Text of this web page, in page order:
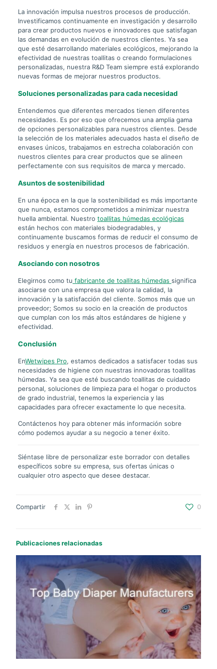
La innovación impulsa nuestros procesos de producción.
Investificamos continuamente en investigación y desarrollo
para crear productos nuevos e innovadores que satisfagan
las demandas en evolución de nuestros clientes. Ya sea
que esté desarrollando materiales ecológicos, mejorando la
efectividad de nuestras toallitas o creando formulaciones
personalizadas, nuestra R&D Team siempre está explorando
nuevas formas de mejorar nuestros productos.
Soluciones personalizadas para cada necesidad
Entendemos que diferentes mercados tienen diferentes
necesidades. Es por eso que ofrecemos una amplia gama
de opciones personalizables para nuestros clientes. Desde
la selección de los materiales adecuados hasta el diseño de
envases únicos, trabajamos en estrecha colaboración con
nuestros clientes para crear productos que se alineen
perfectamente con sus requisitos de marca y mercado.
Asuntos de sostenibilidad
En una época en la que la sostenibilidad es más importante
que nunca, estamos comprometidos a minimizar nuestra
huella ambiental. Nuestro toallitas húmedas ecológicas
están hechos con materiales biodegradables, y
continuamente buscamos formas de reducir el consumo de
residuos y energía en nuestros procesos de fabricación.
Asociando con nosotros
Elegirnos como tu fabricante de toallitas húmedas significa
asociarse con una empresa que valora la calidad, la
innovación y la satisfacción del cliente. Somos más que un
proveedor; Somos su socio en la creación de productos
que cumplan con los más altos estándares de higiene y
efectividad.
Conclusión
EnWetwipes Pro, estamos dedicados a satisfacer todas sus
necesidades de higiene con nuestras innovadoras toallitas
húmedas. Ya sea que esté buscando toallitas de cuidado
personal, soluciones de limpieza para el hogar o productos
de grado industrial, tenemos la experiencia y las
capacidades para ofrecer exactamente lo que necesita.
Contáctenos hoy para obtener más información sobre
cómo podemos ayudar a su negocio a tener éxito.
Siéntase libre de personalizar este borrador con detalles
específicos sobre su empresa, sus ofertas únicas o
cualquier otro aspecto que desee destacar.
Compartir 0
Publicaciones relacionadas